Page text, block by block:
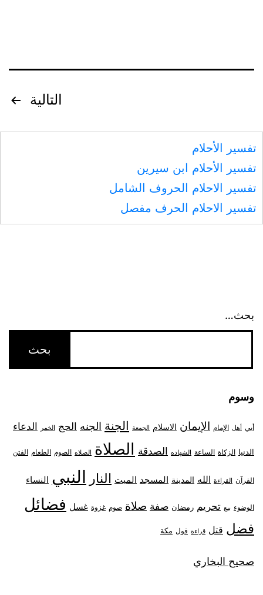
ذلك،
أيام
المقالات
التالية
تفسير الأحلام
تفسير الأحلام ابن سيرين
تفسير الاحلام الحروف الشامل
تفسير الاحلام الحرف مفصل
بحث…
وسوم
أبي أهل الإمام الإيمان الاسلام الجمعة الجنة الجنه الحج الخمر الدعاء
الدنيا الزكاة الساعة الشهاده الصدقة الصلاة الصلاه الصوم الطعام الفتن
القرآن القراءة الله المدينة المسجد الميت النار النبي النساء
الوضوء بيع تحريم رمضان صفة صلاة صوم غزوة غسل فضائل
فضل قتل قراءة قول مكة
صحيح البخاري